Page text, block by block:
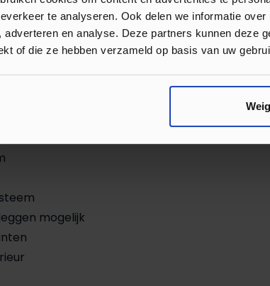
te analyseren. Ook delen we informatie
adverteren en analyse. Deze partners kunnen deze
of die ze hebben verzameld op basis van uw
PVC vloeren verkrijgbaar. Hierbij kunt u
kleuren. Het is dus niet zo gek dat u inmiddels door
bij het uitzoeken van de perfecte vloer zijn
Ambitieus Brede Visgraat collectie te vinden.
mogelijk